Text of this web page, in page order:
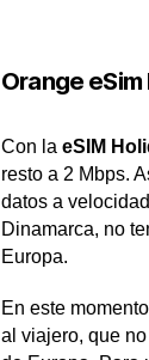
Orange
Con la eSIM
resto a 2 Mbps.
datos a
Dinamarca, no
Europa.
En este
al viajero, que